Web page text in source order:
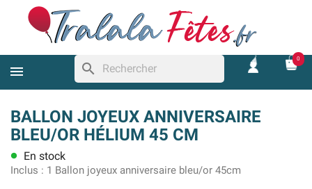
search
0
BALLON JOYEUX ANNIVERSAIRE
BLEU/OR HÉLIUM 45 CM
lens En stock
Inclus : 1 Ballon joyeux anniversaire bleu/or 45cm